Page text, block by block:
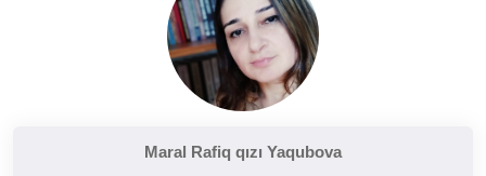
Maral Rafiq qızı Yaqubova